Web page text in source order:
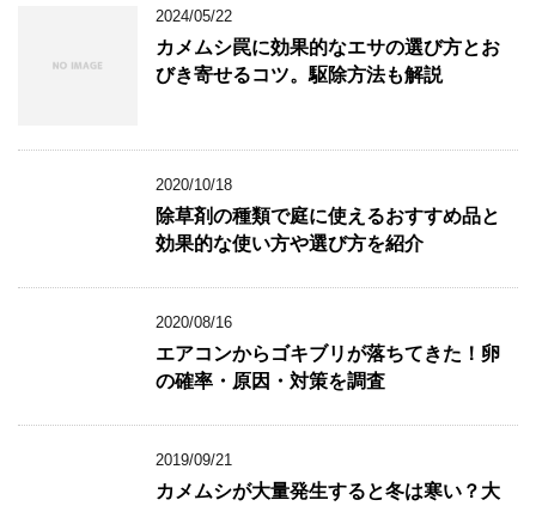
2024/05/22
カメムシ罠に効果的なエサの選び方とお
びき寄せるコツ。駆除方法も解説
2020/10/18
除草剤の種類で庭に使えるおすすめ品と
効果的な使い方や選び方を紹介
2020/08/16
エアコンからゴキブリが落ちてきた！卵
の確率・原因・対策を調査
2019/09/21
カメムシが大量発生すると冬は寒い？大